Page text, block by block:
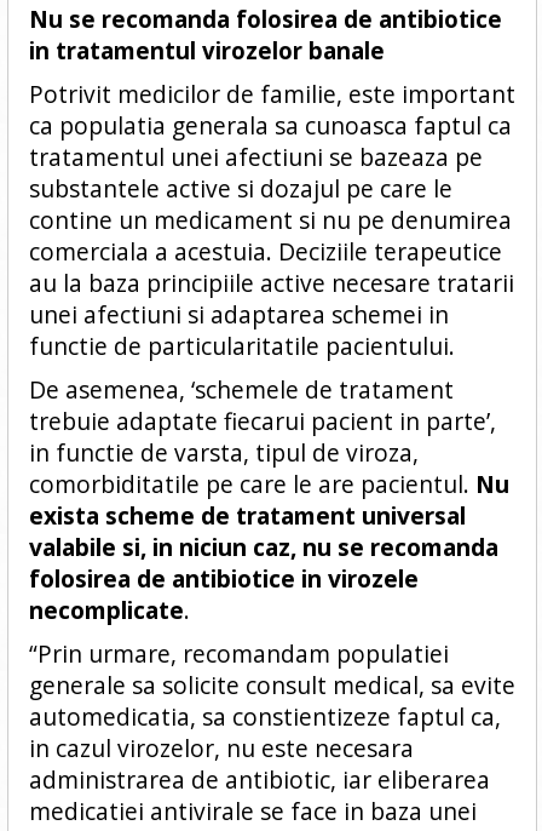
Nu se recomanda folosirea de antibiotice
in tratamentul virozelor banale
Potrivit medicilor de familie, este important
ca populatia generala sa cunoasca faptul ca
tratamentul unei afectiuni se bazeaza pe
substantele active si dozajul pe care le
contine un medicament si nu pe denumirea
comerciala a acestuia. Deciziile terapeutice
au la baza principiile active necesare tratarii
unei afectiuni si adaptarea schemei in
functie de particularitatile pacientului.
De asemenea, ‘schemele de tratament
trebuie adaptate fiecarui pacient in parte’,
in functie de varsta, tipul de viroza,
comorbiditatile pe care le are pacientul. Nu
exista scheme de tratament universal
valabile si, in niciun caz, nu se recomanda
folosirea de antibiotice in virozele
necomplicate.
“Prin urmare, recomandam populatiei
generale sa solicite consult medical, sa evite
automedicatia, sa constientizeze faptul ca,
in cazul virozelor, nu este necesara
administrarea de antibiotic, iar eliberarea
medicatiei antivirale se face in baza unei